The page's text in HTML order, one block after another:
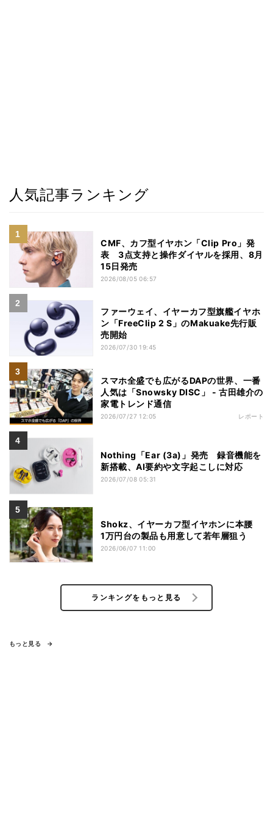
人気記事ランキング
CMF、カフ型イヤホン「Clip Pro」発
表 3点支持と操作ダイヤルを採用、8月
15日発売
2026/08/05 06:57
ファーウェイ、イヤーカフ型旗艦イヤホ
ン「FreeClip 2 S」のMakuake先行販
売開始
2026/07/30 19:45
スマホ全盛でも広がるDAPの世界、一番
人気は「Snowsky DISC」 - 古田雄介の
家電トレンド通信
2026/07/27 12:05 レポート
Nothing「Ear (3a)」発売 録音機能を
新搭載、AI要約や文字起こしに対応
2026/07/08 05:31
Shokz、イヤーカフ型イヤホンに本腰
1万円台の製品も用意して若年層狙う
2026/06/07 11:00
ランキングをもっと見る
もっと見る